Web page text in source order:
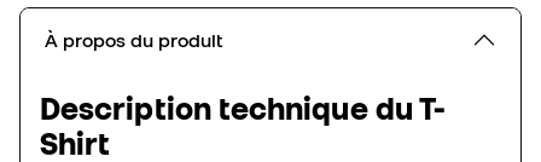
À propos du produit
Description technique du T-
Shirt